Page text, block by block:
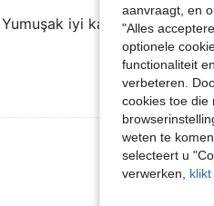
Yumuşak iyi kaliteli
Meer
aanvraagt, en
"Alles
optionele
functionaliteit
verbeteren.
cookies toe die
weten te
selecteert u
verwerken,